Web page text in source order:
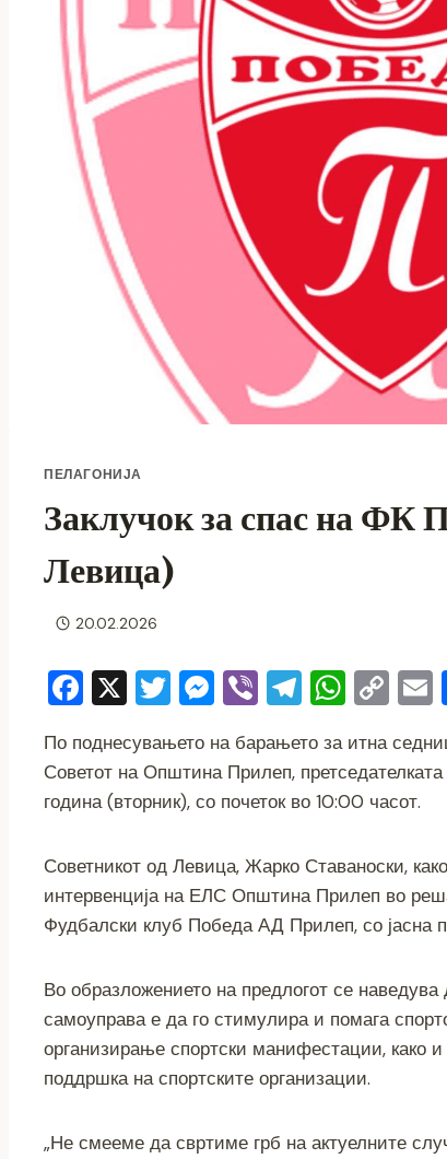
ПЕЛАГОНИЈА
Заклучок за спас на ФК
Левица)
20.02.2026
F
c
e
o
o
k
X T
tt
er
M
ss
e
g
er
Vi
er
T
e
gr
m
W
at
s
p
p
C
p
y
n
k
l
По поднесувањето на барањето за итна
Советот на Општина Прилеп,
година (вторник), со почеток во 10:00 часот.
Советникот од Левица, Жарко Ставаноски,
интервенција на ЕЛС Општина Прилеп во
Фудбалски клуб Победа АД Прилеп, со јасна
Во образложението на предлогот се
самоуправа е да го стимулира и помага
организирање спортски манифестации, како
поддршка на спортските организации.
„Не смееме да свртиме грб на актуелните